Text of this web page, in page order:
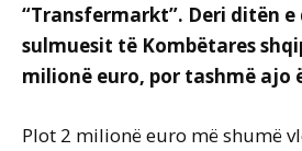
“Transfermarkt”. Deri ditën e
sulmuesit të Kombëtares
milionë euro, por tashmë ajo
Plot 2 milionë euro më shumë